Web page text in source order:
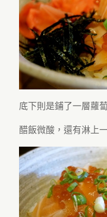
底下則是鋪了一層蘿
醋飯微酸，還有淋上